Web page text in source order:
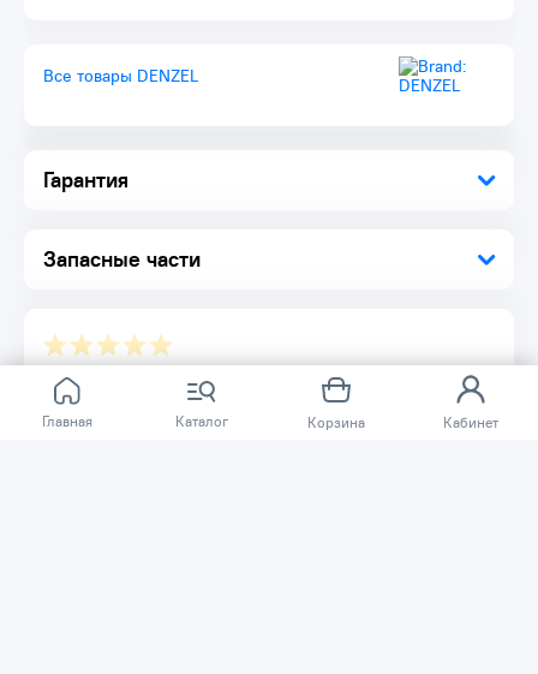
Главная Каталог Корзина Кабинет
Гарантия
Запасные части
Все товары DENZEL
Отзывов ещё нет.
Расскажите о товаре, который приобрели у нас.